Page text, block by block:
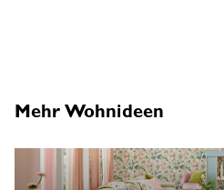
Mehr Wohnideen